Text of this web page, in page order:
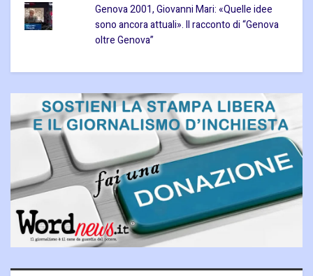
Genova 2001, Giovanni Mari: «Quelle idee
sono ancora attuali». Il racconto di “Genova
oltre Genova”